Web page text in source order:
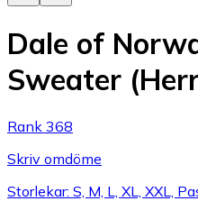
Dale of
Sweater
Rank 368
Skriv omdöme
Storlekar: S, M, L, XL, XXL,